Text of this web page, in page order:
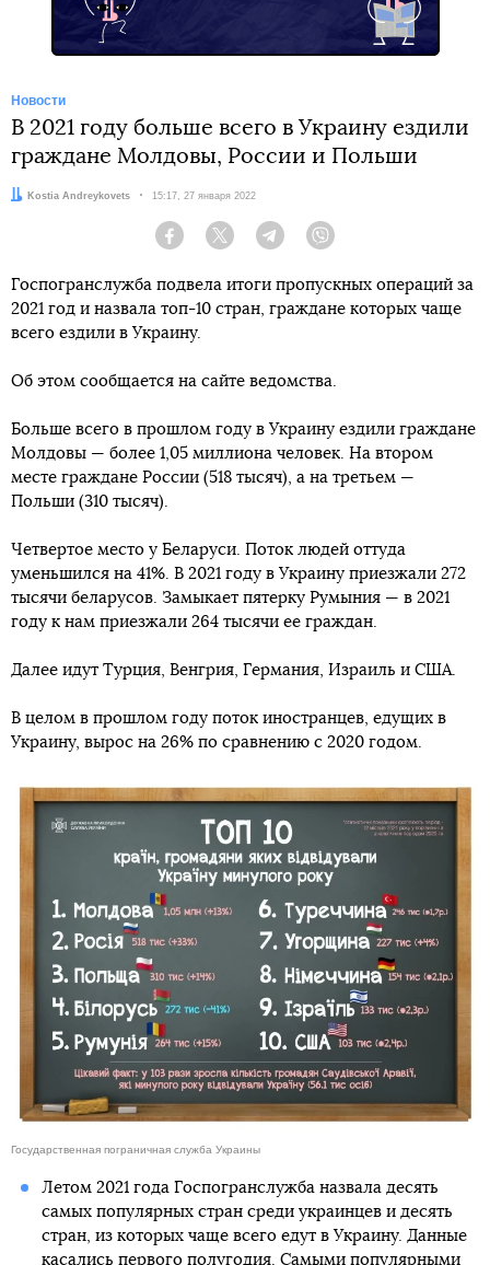
Новости
В 2021 году больше всего в Украину ездили
граждане Молдовы, России и Польши
Автор:Kostia Andreykovets Дата:
15:17, 27 января 2022
Facebook Twitter Telegram
Госпогранслужба подвела итоги пропускных операций за
2021 год и назвала топ-10 стран, граждане которых чаще
всего ездили в Украину.
Об этом сообщается на сайте ведомства.
Больше всего в прошлом году в Украину ездили граждане
Молдовы — более 1,05 миллиона человек. На втором
месте граждане России (518 тысяч), а на третьем —
Польши (310 тысяч).
Четвертое место у Беларуси. Поток людей оттуда
уменьшился на 41%. В 2021 году в Украину приезжали 272
тысячи беларусов. Замыкает пятерку Румыния — в 2021
году к нам приезжали 264 тысячи ее граждан.
Далее идут Турция, Венгрия, Германия, Израиль и США.
В целом в прошлом году поток иностранцев, едущих в
Украину, вырос на 26% по сравнению с 2020 годом.
Государственная пограничная служба Украины
Летом 2021 года Госпогранслужба назвала десять
самых популярных стран среди украинцев и десять
стран, из которых чаще всего едут в Украину. Данные
касались первого полугодия. Самыми популярными